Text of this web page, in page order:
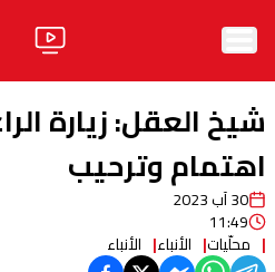
الأخبار
آراء
فيديو
شيخ العقل: زيارة
اهتمام وترحيب
30 آب 2023
11:49
محلّيات الأنباء الأنباء